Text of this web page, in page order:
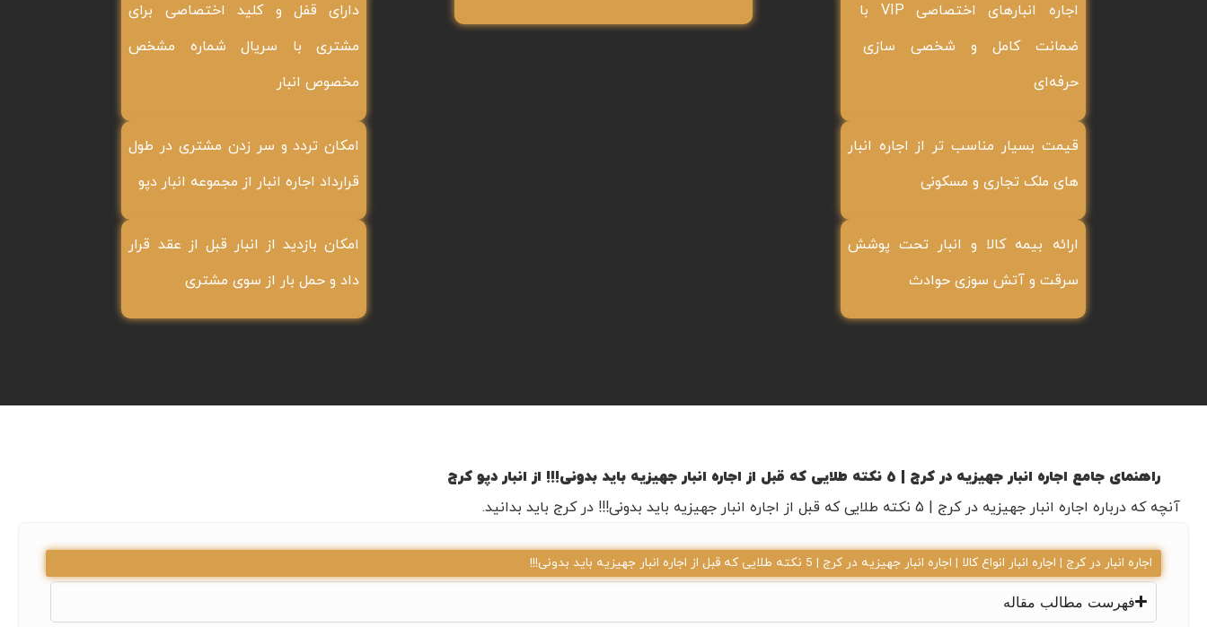
اجاره انبارهای اختصاصی VIP با
ضمانت کامل و شخصی سازی
حرفه‌ای
قیمت بسیار مناسب تر از اجاره انبار
های ملک تجاری و مسکونی
ارائه بیمه کالا و انبار تحت پوشش
سرقت و آتش سوزی حوادث
دارای قفل و کلید اختصاصی برای
مشتری با سریال شماره مشخص
مخصوص انبار
امکان تردد و سر زدن مشتری در طول
قرارداد اجاره انبار از مجموعه انبار دپو
امکان بازدید از انبار قبل از عقد قرار
داد و حمل بار از سوی مشتری
راهنمای جامع اجاره انبار جهیزیه در کرج | 5 نکته طلایی که قبل از اجاره انبار جهیزیه باید بدونی!!! از انبار دپو کرج
آنچه که درباره اجاره انبار جهیزیه در کرج | 5 نکته طلایی که قبل از اجاره انبار جهیزیه باید بدونی!!! در کرج باید بدانید.
اجاره انبار در کرج | اجاره انبار انواع کالا | اجاره انبار جهیزیه در کرج | 5 نکته طلایی که قبل از اجاره انبار جهیزیه باید بدونی!!!
فهرست مطالب مقاله